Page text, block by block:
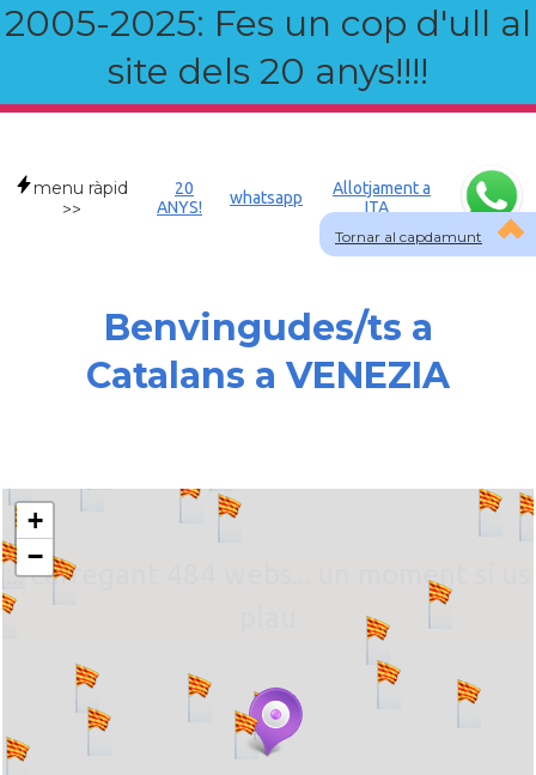
2005-2025: Fes un cop d'ull al
site dels 20 anys!!!!
Tornar al capdamunt
menu ràpid
>>
20
ANYS!
whatsapp
Allotjament a
ITA
Benvingudes/ts a
Catalans a VENEZIA
... carregant 484 webs... un moment si us
+
−